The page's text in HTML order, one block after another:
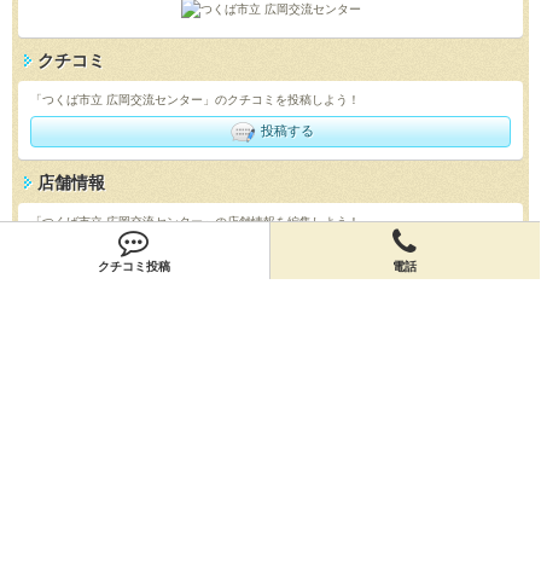
クチコミ投稿 電話
クチコミ
「つくば市立 広岡交流センター」のクチコミを投稿しよう！
投稿する
店舗情報
「つくば市立 広岡交流センター」の店舗情報を編集しよう！